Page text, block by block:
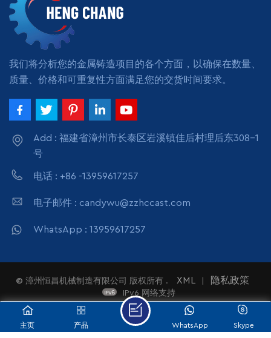
或 LC
我们将分析您的金属铸造项目的各个方面，以确保在数量、
质量、价格和可重复性方面满足您的交货时间要求。
Add : 福建省漳州市长泰区岩溪镇佳后村理后东308-1
号
电话 : +86 -13959617257
电子邮件 : candywu@zzhccast.com
WhatsApp : 13959617257
© 漳州恒昌机械制造有限公司 版权所有 . XML 隐私政策
IPv6 网络支持
主页 产品 Skype
WhatsApp